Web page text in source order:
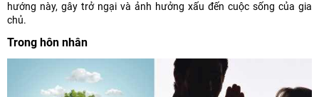
hướng này, gây trở ngại và ảnh hưởng xấu đến cuộc sống của gia
chủ.
Trong hôn nhân